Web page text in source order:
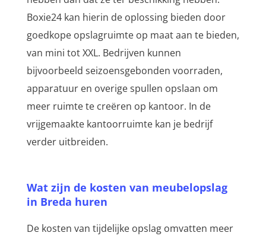
Boxie24 kan hierin de oplossing bieden door
goedkope opslagruimte op maat aan te bieden,
van mini tot XXL. Bedrijven kunnen
bijvoorbeeld seizoensgebonden voorraden,
apparatuur en overige spullen opslaan om
meer ruimte te creëren op kantoor. In de
vrijgemaakte kantoorruimte kan je bedrijf
verder uitbreiden.
Wat zijn de kosten van meubelopslag
in Breda huren
De kosten van tijdelijke opslag omvatten meer